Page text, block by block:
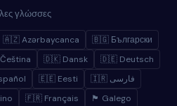
γλώσσες
🇦🇿 Azərbaycanca
🇧🇬 Български
🇩🇰 Dansk
🇩🇪 Deutsch
🇪🇪 Eesti
🇮🇷 فارسی
🇫🇷 Français 🏴 Galego